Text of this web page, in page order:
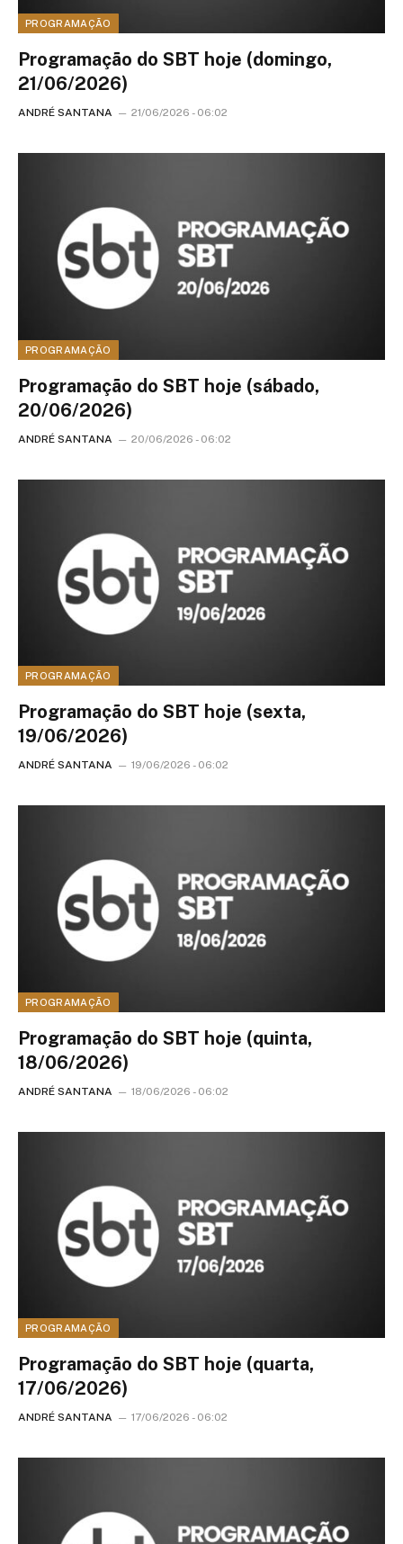
PROGRAMAÇÃO
Programação do SBT hoje (domingo,
21/06/2026)
ANDRÉ SANTANA 21/06/2026 - 06:02
PROGRAMAÇÃO
Programação do SBT hoje (sábado,
20/06/2026)
ANDRÉ SANTANA 20/06/2026 - 06:02
PROGRAMAÇÃO
Programação do SBT hoje (sexta,
19/06/2026)
ANDRÉ SANTANA 19/06/2026 - 06:02
PROGRAMAÇÃO
Programação do SBT hoje (quinta,
18/06/2026)
ANDRÉ SANTANA 18/06/2026 - 06:02
PROGRAMAÇÃO
Programação do SBT hoje (quarta,
17/06/2026)
ANDRÉ SANTANA 17/06/2026 - 06:02